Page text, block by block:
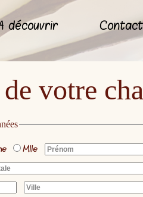
découvrir Contact
votre
Mlle